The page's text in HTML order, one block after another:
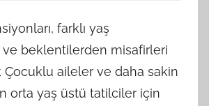
farklı yaş
ve beklentilerden misafirleri
Çocuklu aileler ve daha sakin
orta yaş üstü tatilciler için